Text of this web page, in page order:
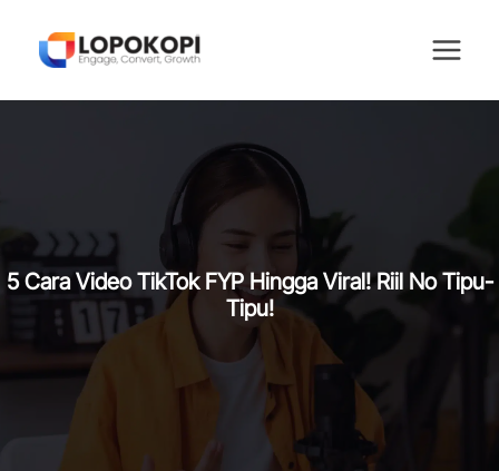
content
5 Cara Video TikTok FYP Hingga Viral! Riil No Tipu-
Tipu!